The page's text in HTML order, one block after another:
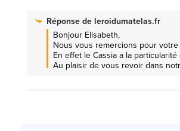
Réponse de leroidumatelas.fr
Bonjour Elisabeth,
Nous vous remercions pour
En effet le Cassia a la
Au plaisir de vous revoir dans